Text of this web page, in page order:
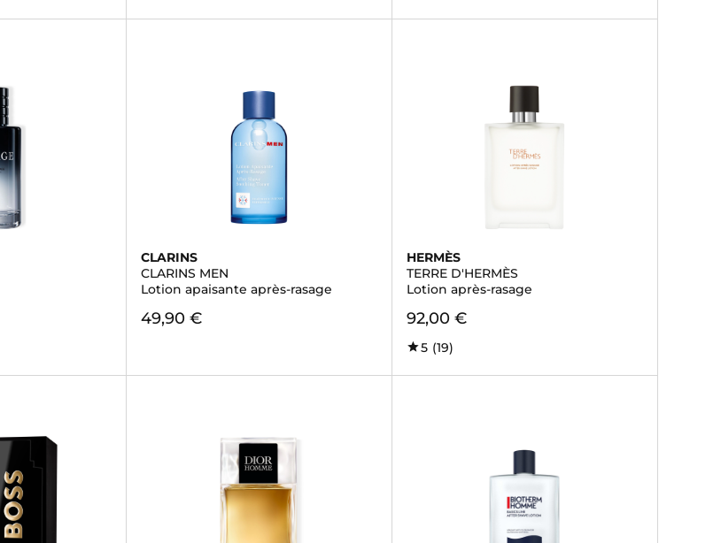
CLARINS
CLARINS MEN
Lotion apaisante après-rasage
49,90 €
HERMÈS
TERRE D'HERMÈS
Lotion après-rasage
92,00 €
5 (19)